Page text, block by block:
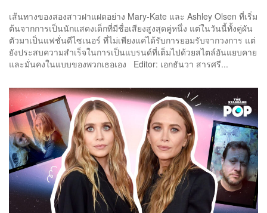
เส้นทางของสองสาวฝาแฝดอย่าง Mary-Kate และ Ashley Olsen ที่เริ่ม
ต้นจากการเป็นนักแสดงเด็กที่มีชื่อเสียงสูงสุดคู่หนึ่ง แต่ในวันนี้ทั้งคู่ผัน
ตัวมาเป็นแฟชั่นดีไซเนอร์ ที่ไม่เพียงแค่ได้รับการยอมรับจากวงการ แต่
ยังประสบความสำเร็จในการเป็นแบรนด์ที่เต็มไปด้วยสไตล์อันแยบคาย
และมั่นคงในแบบของพวกเธอเอง Editor: เอกธันวา สารศรี...